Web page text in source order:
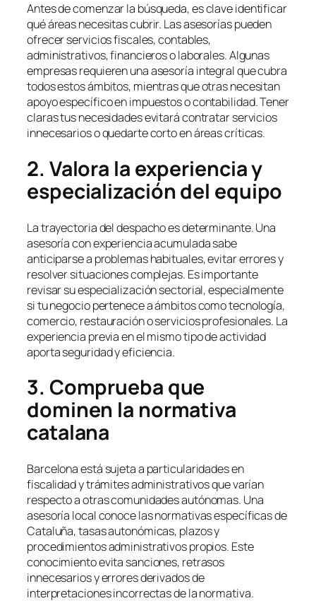
Antes de comenzar la búsqueda, es clave identificar
qué áreas necesitas cubrir. Las asesorías pueden
ofrecer servicios fiscales, contables,
administrativos, financieros o laborales. Algunas
empresas requieren una asesoría integral que cubra
todos estos ámbitos, mientras que otras necesitan
apoyo específico en impuestos o contabilidad. Tener
claras tus necesidades evitará contratar servicios
innecesarios o quedarte corto en áreas críticas.
2. Valora la experiencia y
especialización del equipo
La trayectoria del despacho es determinante. Una
asesoría con experiencia acumulada sabe
anticiparse a problemas habituales, evitar errores y
resolver situaciones complejas. Es importante
revisar su especialización sectorial, especialmente
si tu negocio pertenece a ámbitos como tecnología,
comercio, restauración o servicios profesionales. La
experiencia previa en el mismo tipo de actividad
aporta seguridad y eficiencia.
3. Comprueba que
dominen la normativa
catalana
Barcelona está sujeta a particularidades en
fiscalidad y trámites administrativos que varían
respecto a otras comunidades autónomas. Una
asesoría local conoce las normativas específicas de
Cataluña, tasas autonómicas, plazos y
procedimientos administrativos propios. Este
conocimiento evita sanciones, retrasos
innecesarios y errores derivados de
interpretaciones incorrectas de la normativa.